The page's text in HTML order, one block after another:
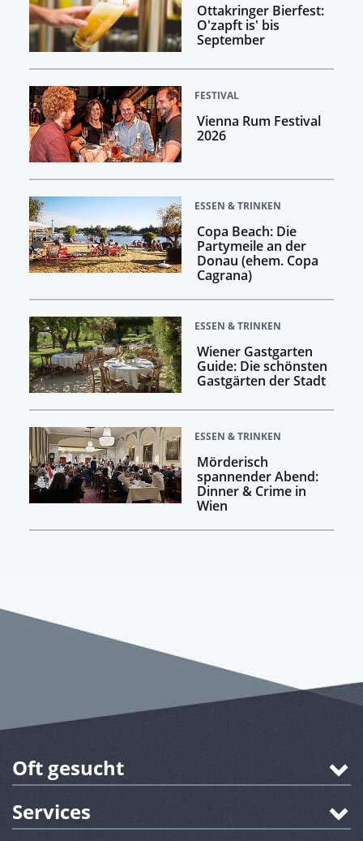
Ottakringer Bierfest:
O'zapft is' bis
September
FESTIVAL
Vienna Rum Festival
2026
ESSEN & TRINKEN
Copa Beach: Die
Partymeile an der
Donau (ehem. Copa
Cagrana)
ESSEN & TRINKEN
Wiener Gastgarten
Guide: Die schönsten
Gastgärten der Stadt
ESSEN & TRINKEN
Mörderisch
spannender Abend:
Dinner & Crime in
Wien
Oft gesucht
Services